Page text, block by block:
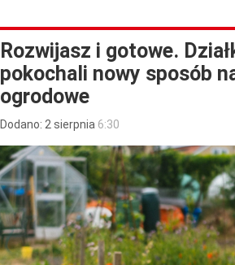
Rozwijasz i gotowe.
pokochali nowy sposób
ogrodowe
Dodano: 2 sierpnia 6:30